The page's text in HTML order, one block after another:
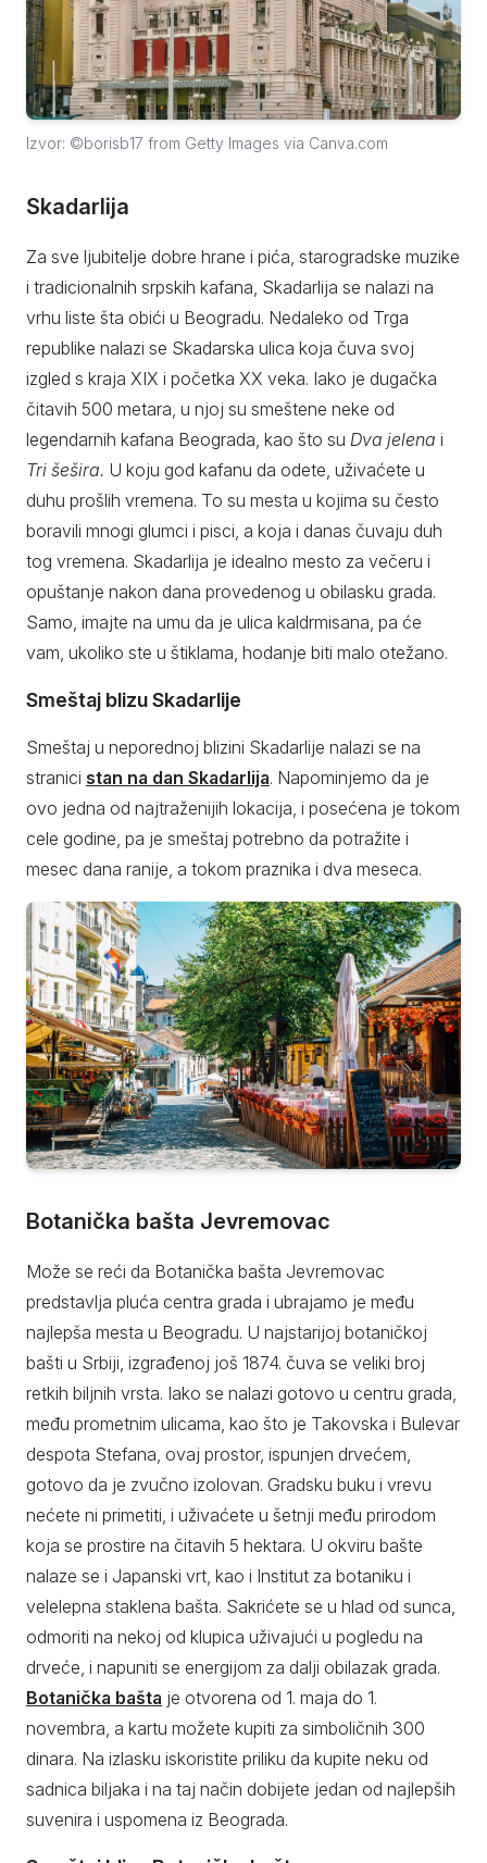
Izvor: ©borisb17 from Getty Images via Canva.com
Skadarlija
Za sve ljubitelje dobre hrane i pića, starogradske muzike
i tradicionalnih srpskih kafana, Skadarlija se nalazi na
vrhu liste šta obići u Beogradu. Nedaleko od Trga
republike nalazi se Skadarska ulica koja čuva svoj
izgled s kraja XIX i početka XX veka. Iako je dugačka
čitavih 500 metara, u njoj su smeštene neke od
legendarnih kafana Beograda, kao što su Dva jelena i
Tri šešira. U koju god kafanu da odete, uživaćete u
duhu prošlih vremena. To su mesta u kojima su često
boravili mnogi glumci i pisci, a koja i danas čuvaju duh
tog vremena. Skadarlija je idealno mesto za večeru i
opuštanje nakon dana provedenog u obilasku grada.
Samo, imajte na umu da je ulica kaldrmisana, pa će
vam, ukoliko ste u štiklama, hodanje biti malo otežano.
Smeštaj blizu Skadarlije
Smeštaj u neporednoj blizini Skadarlije nalazi se na
stranici stan na dan Skadarlija. Napominjemo da je
ovo jedna od najtraženijih lokacija, i posećena je tokom
cele godine, pa je smeštaj potrebno da potražite i
mesec dana ranije, a tokom praznika i dva meseca.
Botanička bašta Jevremovac
Može se reći da Botanička bašta Jevremovac
predstavlja pluća centra grada i ubrajamo je među
najlepša mesta u Beogradu. U najstarijoj botaničkoj
bašti u Srbiji, izgrađenoj još 1874. čuva se veliki broj
retkih biljnih vrsta. Iako se nalazi gotovo u centru grada,
među prometnim ulicama, kao što je Takovska i Bulevar
despota Stefana, ovaj prostor, ispunjen drvećem,
gotovo da je zvučno izolovan. Gradsku buku i vrevu
nećete ni primetiti, i uživaćete u šetnji među prirodom
koja se prostire na čitavih 5 hektara. U okviru bašte
nalaze se i Japanski vrt, kao i Institut za botaniku i
velelepna staklena bašta. Sakrićete se u hlad od sunca,
odmoriti na nekoj od klupica uživajući u pogledu na
drveće, i napuniti se energijom za dalji obilazak grada.
Botanička bašta je otvorena od 1. maja do 1.
novembra, a kartu možete kupiti za simboličnih 300
dinara. Na izlasku iskoristite priliku da kupite neku od
sadnica biljaka i na taj način dobijete jedan od najlepših
suvenira i uspomena iz Beograda.